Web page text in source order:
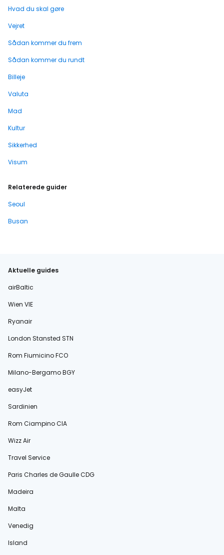
Hvad du skal gøre
Vejret
Sådan kommer du frem
Sådan kommer du rundt
Billeje
Valuta
Mad
Kultur
Sikkerhed
Visum
Relaterede guider
Seoul
Busan
Aktuelle guides
airBaltic
Wien VIE
Ryanair
London Stansted STN
Rom Fiumicino FCO
Milano-Bergamo BGY
easyJet
Sardinien
Rom Ciampino CIA
Wizz Air
Travel Service
Paris Charles de Gaulle CDG
Madeira
Malta
Venedig
Island